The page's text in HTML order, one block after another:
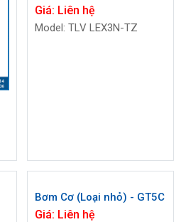
Giá: Liên hệ
Model: TLV LEX3N-TZ
Bơm Cơ (Loại nhỏ) - GT5C
Giá: Liên hệ